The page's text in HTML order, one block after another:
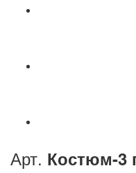
Арт. Костюм-3